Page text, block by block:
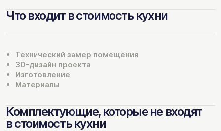
Что входит в стоимость кухни
Технический замер помещения
3D-дизайн проекта
Изготовление
Материалы
Комплектующие, которые не входят
в стоимость кухни